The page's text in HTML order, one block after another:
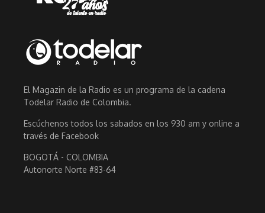
El Magazin de la Radio es un programa de la cadena
Todelar Radio de Colombia.
Escúchenos todos los sabados en los 930 am y online a
través de Facebook
BOGOTÁ - COLOMBIA
Autonorte Norte #83-64